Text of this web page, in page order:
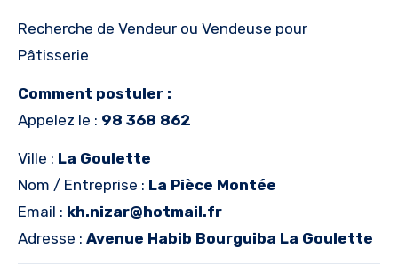
Recherche de Vendeur ou Vendeuse pour
Pâtisserie
Comment postuler :
Appelez le : 98 368 862
Ville : La Goulette
Nom / Entreprise : La Pièce Montée
Email : kh.nizar@hotmail.fr
Adresse : Avenue Habib Bourguiba La Goulette